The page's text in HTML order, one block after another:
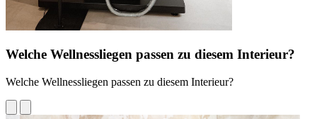
Welche Wellnessliegen passen zu diesem Interieur?
Welche Wellnessliegen passen zu diesem Interieur?